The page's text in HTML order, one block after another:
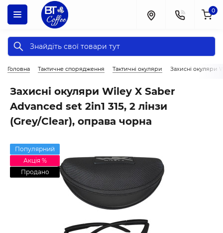
0
Головна Тактичне спорядження Тактичні окуляри Захисні окуляри
Захисні окуляри Wiley X Saber
Advanced set 2in1 315, 2 лінзи
(Grey/Clear), оправа чорна
Популярний
Акція %
Продано